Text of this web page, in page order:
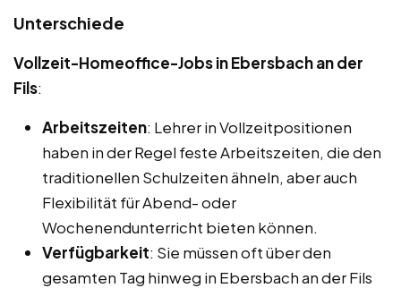
Unterschiede
Vollzeit-Homeoffice-Jobs in Ebersbach an der
Fils:
Arbeitszeiten: Lehrer in Vollzeitpositionen
haben in der Regel feste Arbeitszeiten, die den
traditionellen Schulzeiten ähneln, aber auch
Flexibilität für Abend- oder
Wochenendunterricht bieten können.
Verfügbarkeit: Sie müssen oft über den
gesamten Tag hinweg in Ebersbach an der Fils